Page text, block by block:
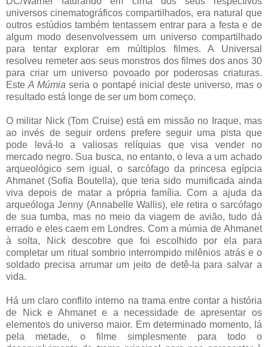
universos cinematográficos compartilhados, era natural que
outros estúdios também tentassem entrar para a festa e de
algum modo desenvolvessem um universo compartilhado
para tentar explorar em múltiplos filmes. A Universal
resolveu remeter aos seus monstros dos filmes dos anos 30
para criar um universo povoado por poderosas criaturas.
EsteA Múmiaseria o pontapé inicial deste universo, mas o
resultado está longe de ser um bom começo.
O militar Nick (Tom Cruise) está em missão no Iraque, mas
ao invés de seguir ordens prefere seguir uma pista que
pode levá-lo a valiosas relíquias que visa vender no
mercado negro. Sua busca, no entanto, o leva a um achado
arqueológico sem igual, o sarcófago da princesa egípcia
Ahmanet (Sofia Boutella), que teria sido mumificada ainda
viva depois de matar a própria família. Com a ajuda da
arqueóloga Jenny (Annabelle Wallis), ele retira o sarcófago
de sua tumba, mas no meio da viagem de avião, tudo dá
errado e eles caem em Londres. Com a múmia de Ahmanet
à solta, Nick descobre que foi escolhido por ela para
completar um ritual sombrio interrompido milênios atrás e o
soldado precisa arrumar um jeito de detê-la para salvar a
vida.
Há um claro conflito interno na trama entre contar a história
de Nick e Ahmanet e a necessidade de apresentar os
elementos do universo maior. Em determinado momento, lá
pela metade, o filme simplesmente para todo o